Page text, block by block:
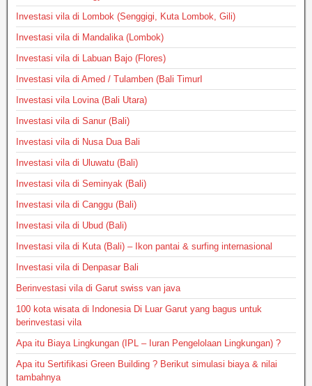
Investasi vila di Lombok (Senggigi, Kuta Lombok, Gili)
Investasi vila di Mandalika (Lombok)
Investasi vila di Labuan Bajo (Flores)
Investasi vila di Amed / Tulamben (Bali TimurI
Investasi vila Lovina (Bali Utara)
Investasi vila di Sanur (Bali)
Investasi vila di Nusa Dua Bali
Investasi vila di Uluwatu (Bali)
Investasi vila di Seminyak (Bali)
Investasi vila di Canggu (Bali)
Investasi vila di Ubud (Bali)
Investasi vila di Kuta (Bali) – Ikon pantai & surfing internasional
Investasi vila di Denpasar Bali
Berinvestasi vila di Garut swiss van java
100 kota wisata di Indonesia Di Luar Garut yang bagus untuk
berinvestasi vila
Apa itu Biaya Lingkungan (IPL – Iuran Pengelolaan Lingkungan) ?
Apa itu Sertifikasi Green Building ? Berikut simulasi biaya & nilai
tambahnya